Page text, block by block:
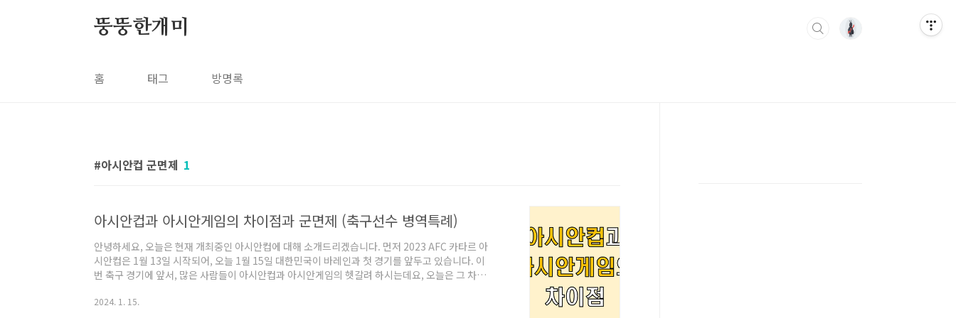
뚱뚱한개미
홈 태그 방명록
아시안컵 군면제 1
아시안컵과 아시안게임의 차이점과 군면제 (축구선수 병역특례)
안녕하세요, 오늘은 현재 개최중인 아시안컵에 대해 소개드리겠습니다. 먼저 2023 AFC 카타르 아
시안컵은 1월 13일 시작되어, 오늘 1월 15일 대한민국이 바레인과 첫 경기를 앞두고 있습니다. 이
번 축구 경기에 앞서, 많은 사람들이 아시안컵과 아시안게임의 헷갈려 하시는데요, 오늘은 그 차이
와 같이 정리 해보았습니다. 아시안컵과 아시안게임은 둘다 4년 주기로 개최되며, 50년대부터 시
2024. 1. 15.